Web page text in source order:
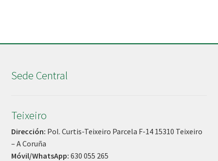
Sede Central
Teixeiro
Dirección: Pol. Curtis-Teixeiro Parcela F-14 15310 Teixeiro
– A Coruña
Móvil/WhatsApp: 630 055 265